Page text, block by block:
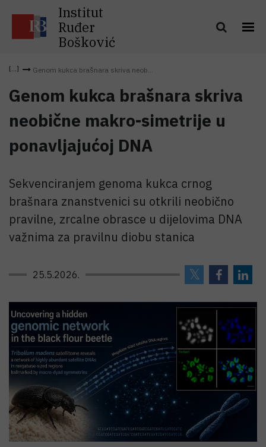
Institut
Ruđer
Bošković
Genom kukca brašnara skriva neob...
Genom kukca brašnara skriva
neobične makro-simetrije u
ponavljajućoj DNA
Sekvenciranjem genoma kukca crnog
brašnara znanstvenici su otkrili neobično
pravilne, zrcalne obrasce u dijelovima DNA
važnima za pravilnu diobu stanica
25.5.2026.